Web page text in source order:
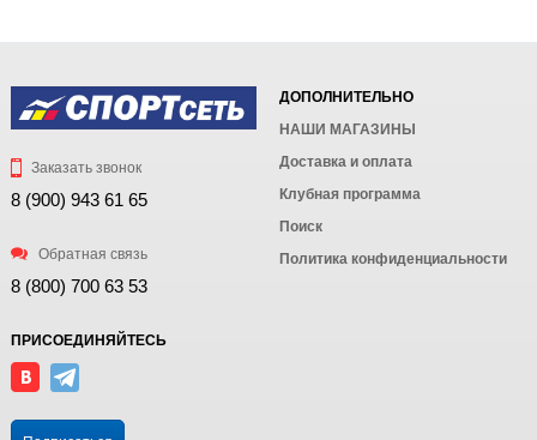
Заказать звонок
8 (900) 943 61 65
Обратная связь
8 (800) 700 63 53
ДОПОЛНИТЕЛЬНО
НАШИ МАГАЗИНЫ
Доставка и оплата
Клубная программа
Поиск
Политика конфиденциальности
ПРИСОЕДИНЯЙТЕСЬ